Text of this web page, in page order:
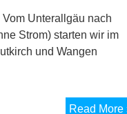
Unterallgäu nach
Strom) starten wir im
und Wangen
Read More